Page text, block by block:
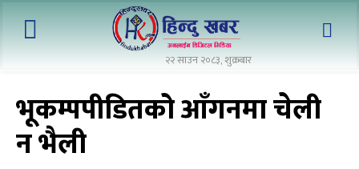
२२ साउन २०८३, शुक्रबार
भूकम्पपीडितको आँगनमा चेली
न भैली